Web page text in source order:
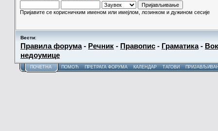
Пријавите се корисничким именом или имејлом, лозинком и дужином сесије
Вести:
Правила форума- Речник - Правопис - Граматика-
недоумице
ПОЧЕТНА ПОМОЋ ПРЕТРАГА ФОРУМА КАЛЕНДАР ТАГОВИ